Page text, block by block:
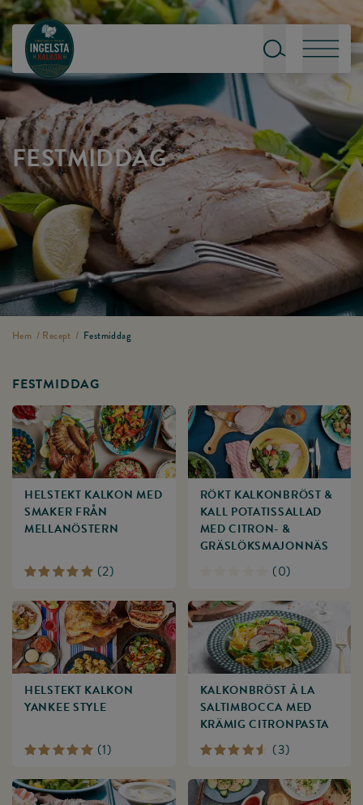
Till startsidan
Sök
Meny
FESTMIDDAG
Hem / Recept / Festmiddag
FESTMIDDAG
HELSTEKT KALKON MED
SMAKER FRÅN
MELLANÖSTERN
(2)
RÖKT KALKONBRÖST &
KALL POTATISSALLAD
MED CITRON- &
GRÄSLÖKSMAJONNÄS
(0)
HELSTEKT KALKON
YANKEE STYLE
(1)
KALKONBRÖST À LA
SALTIMBOCCA MED
KRÄMIG CITRONPASTA
(3)